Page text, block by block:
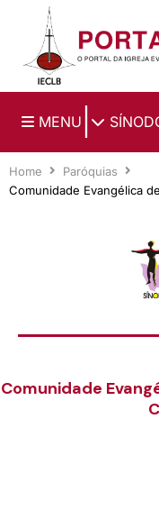
Ir para o conteúdo
MENU
Home
Paróquias
Comunidade Evangélica
Comunidade